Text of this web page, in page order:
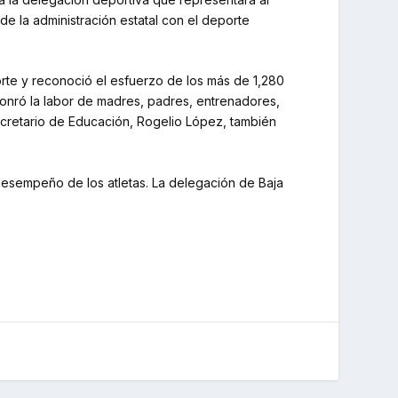
la administración estatal con el deporte
y reconoció el esfuerzo de los más de 1,280
la labor de madres, padres, entrenadores,
de Educación, Rogelio López, también
de los atletas. La delegación de Baja